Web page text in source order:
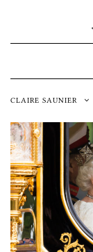
CLAIRE SAUNIER